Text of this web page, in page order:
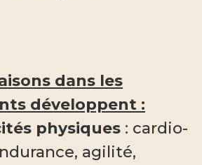
dans les
développent :
physiques : cardio-
agilité,